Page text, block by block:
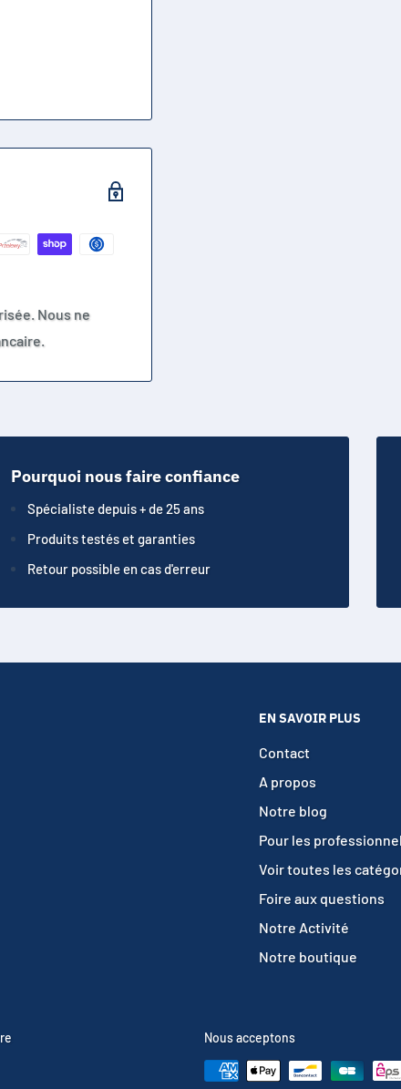
Nous ne
Pourquoi nous faire confiance
Spécialiste depuis + de 25 ans
Produits testés et garanties
Retour possible en cas d'erreur
EN SAVOIR PLUS
Contact
A propos
Notre blog
Pour les
Voir toutes les
Foire aux questions
Notre Activité
Notre boutique
Nous acceptons